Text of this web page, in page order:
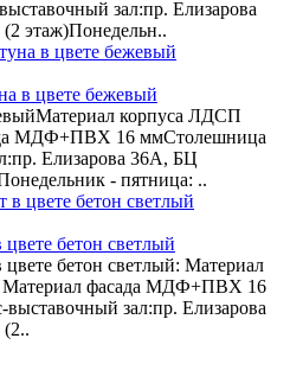
зал:пр. Елизарова
этаж)Понедельн..
в цвете бежевый
корпуса ЛДСП
МДФ+ПВХ 16 ммСтолешница
Елизарова 36А, БЦ
- пятница: ..
бетон светлый
бетон светлый: Материал
фасада МДФ+ПВХ 16
зал:пр. Елизарова